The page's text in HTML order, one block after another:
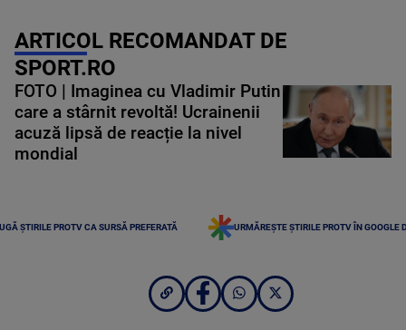
ARTICOL RECOMANDAT DE
SPORT.RO
FOTO | Imaginea cu Vladimir Putin
care a stârnit revoltă! Ucrainenii
acuză lipsă de reacție la nivel
mondial
ȘTIRILE PROTV CA SURSĂ PREFERATĂ URMĂREȘTE ȘTIRILE PROTV ÎN GOOGLE